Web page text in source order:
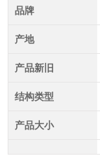
品牌
产地
产品新旧
结构类型
产品大小